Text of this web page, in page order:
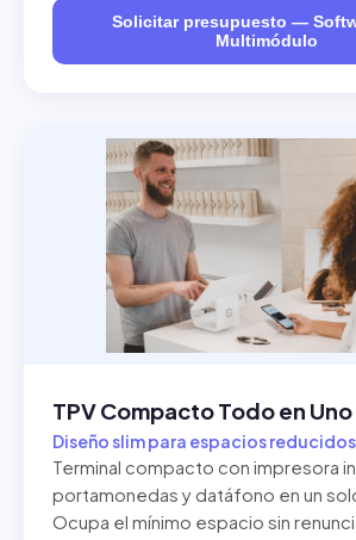
Solicitar presupuesto —
Multimódulo
TPV Compacto Todo en Uno
Diseño slim para espacios
Terminal compacto con impresora
portamonedas y datáfono en un
Ocupa el mínimo espacio sin